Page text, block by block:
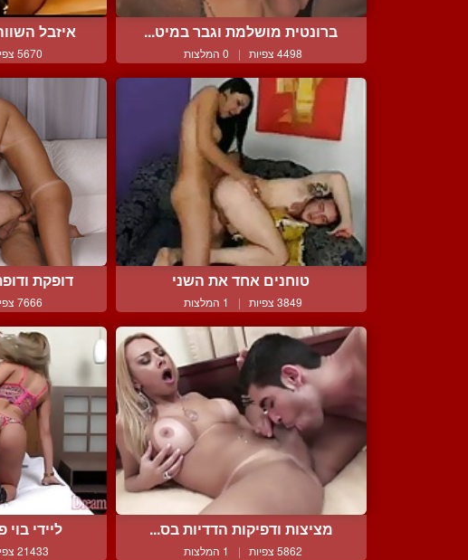
ברונטית מושלמת וגבר במיט...
4498 צפיות | 0 המלצות
איזבל
5670 צפיות
טוחנים אחד את השני
3849 צפיות | 1 המלצות
דופקת
7666 צפיות
מציצות ודפיקות הדדיות בס...
5862 צפיות | 1 המלצות
ליידי
21433 צפיות